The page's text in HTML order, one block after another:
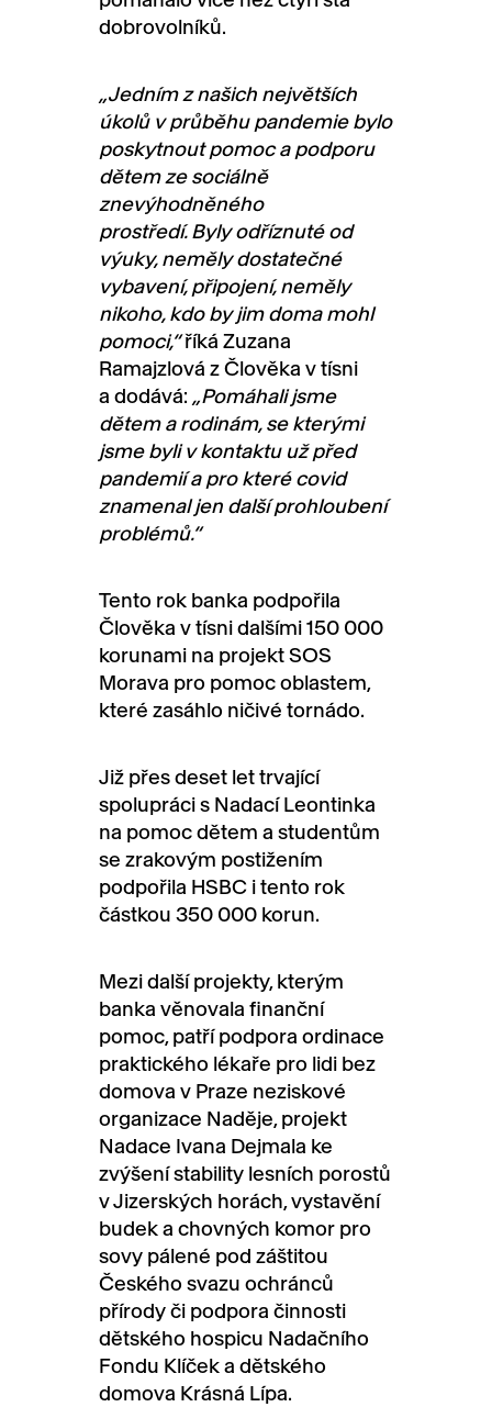
dobrovolníků.
„Jedním z našich největších
úkolů v průběhu pandemie bylo
poskytnout pomoc a podporu
dětem ze sociálně
znevýhodněného
prostředí. Byly odříznuté od
výuky, neměly dostatečné
vybavení, připojení, neměly
nikoho, kdo by jim doma mohl
pomoci,“říká Zuzana
Ramajzlová z Člověka v tísni
a dodává: „Pomáhali jsme
dětem a rodinám, se kterými
jsme byli v kontaktu už před
pandemií a pro které covid
znamenal jen další prohloubení
problémů.“
Tento rok banka podpořila
Člověka v tísni dalšími 150 000
korunami na projekt SOS
Morava pro pomoc oblastem,
které zasáhlo ničivé tornádo.
Již přes deset let trvající
spolupráci s Nadací Leontinka
na pomoc dětem a studentům
se zrakovým postižením
podpořila HSBC i tento rok
částkou 350 000 korun.
Mezi další projekty, kterým
banka věnovala finanční
pomoc, patří podpora ordinace
praktického lékaře pro lidi bez
domova v Praze neziskové
organizace Naděje, projekt
Nadace Ivana Dejmala ke
zvýšení stability lesních porostů
v Jizerských horách, vystavění
budek a chovných komor pro
sovy pálené pod záštitou
Českého svazu ochránců
přírody či podpora činnosti
dětského hospicu Nadačního
Fondu Klíček a dětského
domova Krásná Lípa.